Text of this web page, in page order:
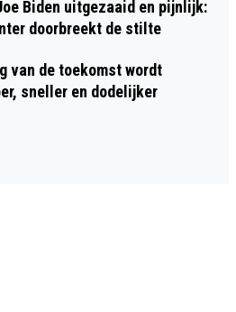
Biden uitgezaaid en pijnlijk:
doorbreekt de stilte
van de toekomst wordt
sneller en dodelijker